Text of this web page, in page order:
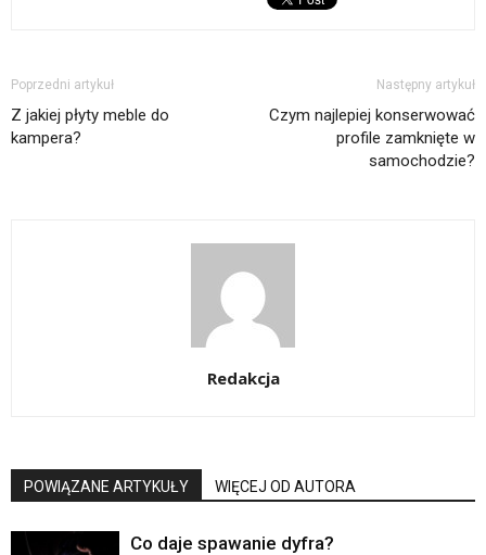
Poprzedni artykuł
Z jakiej płyty meble do
kampera?
Następny artykuł
Czym najlepiej konserwować
profile zamknięte w
samochodzie?
Redakcja
POWIĄZANE ARTYKUŁY WIĘCEJ OD AUTORA
Co daje spawanie dyfra?